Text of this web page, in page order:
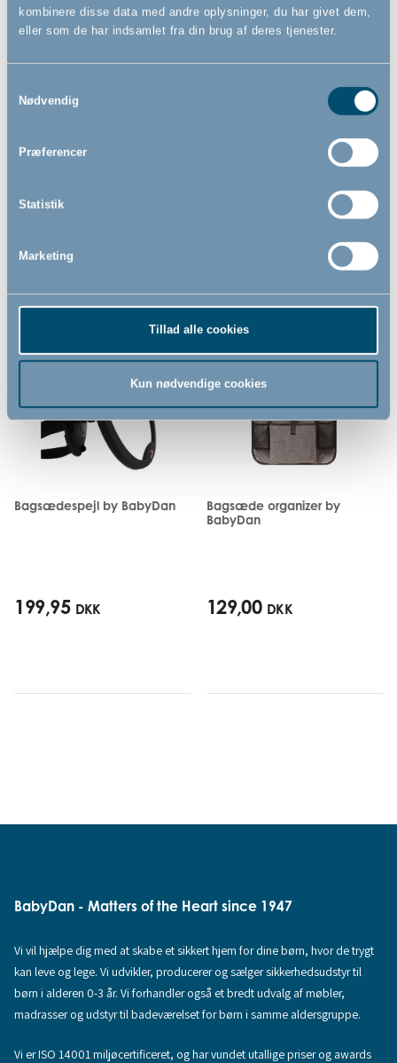
kombinere disse data med andre oplysninger, du har givet dem,
eller som de har indsamlet fra din brug af deres tjenester.
Nødvendig
Præferencer
Statistik
Marketing
Tillad alle cookies
Kun nødvendige cookies
Overtræk til autostol by
299,00
Solskærm by BabyDan
Bagsædespejl by BabyDan
199,95 DKK
Bagsæde organizer by
BabyDan
129,00 DKK
BabyDan - Matters of the Heart since 1947
Vi vil hjælpe dig med at skabe et sikkert hjem for dine børn, hvor de trygt
kan leve og lege. Vi udvikler, producerer og sælger sikkerhedsudstyr til
børn i alderen 0-3 år. Vi forhandler også et bredt udvalg af møbler,
madrasser og udstyr til badeværelset for børn i samme aldersgruppe.
Vi er ISO 14001 miljøcertificeret, og har vundet utallige priser og awards